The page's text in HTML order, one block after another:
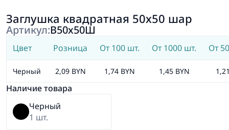
Заглушка квадратная 50х50 шар
Артикул:В50х50Ш
Цвет Розница От 100 шт. От 1000 шт. От
Черный 2,09 BYN 1,74 BYN 1,45 BYN
Наличие товара
Черный
1 шт.